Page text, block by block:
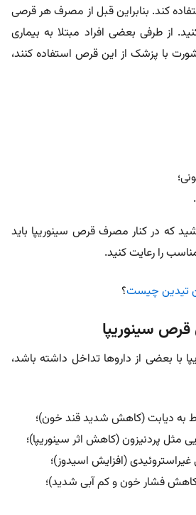
کند. بنابراین قبل از مصرف هر قرصی
از طرفی بعضی افراد مبتلا به بیماری
با پزشک از این قرص استفاده کنند،
که در کنار مصرف قرص سینوریپا باید
را رعایت کنید.
تیدین چیست؟
سینوریپا
بعضی از داروها تداخل داشته باشد،
به دیابت (کاهش شدید قند خون)؛
مثل پردنیزون (کاهش اثر سینوریپا)؛
غیراستروئیدی (افزایش اسیدوز)؛
فشار خون و کم آبی شدید)؛